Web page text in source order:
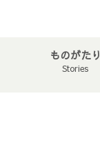
ものがたり
Stories